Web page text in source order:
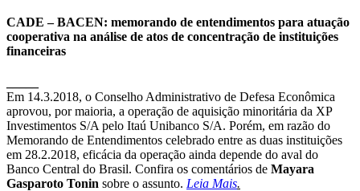
CADE – BACEN: memorando de entendimentos para atuação
cooperativa na análise de atos de concentração de instituições
financeiras
Em 14.3.2018, o Conselho Administrativo de Defesa Econômica
aprovou, por maioria, a operação de aquisição minoritária da XP
Investimentos S/A pelo Itaú Unibanco S/A. Porém, em razão do
Memorando de Entendimentos celebrado entre as duas instituições
em 28.2.2018, eficácia da operação ainda depende do aval do
Banco Central do Brasil. Confira os comentários de Mayara
Gasparoto Tonin sobre o assunto. Leia Mais.